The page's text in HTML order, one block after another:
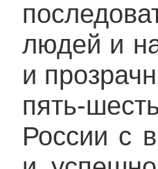
людей и
и
пять-
России с